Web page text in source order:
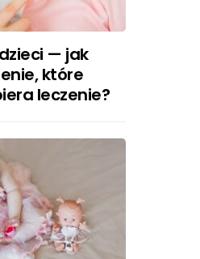
— jak
które
leczenie?